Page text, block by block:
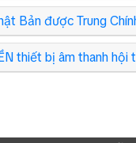
Bản được Trung
thiết bị âm thanh hội